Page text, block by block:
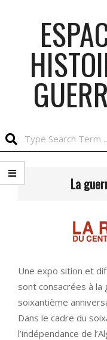
Primary
Navigation
La
Une expo sition et
sont consacrées à la
soixantième
Dans le cadre du
l’indépendance de